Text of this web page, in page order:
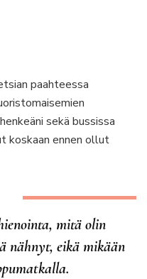
paahteessa
sekä bussissa
koskaan ennen ollut
mitä olin
nähnyt, eikä mikään